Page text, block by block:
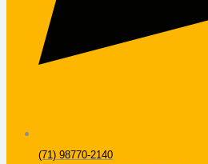
(71) 98770-2140